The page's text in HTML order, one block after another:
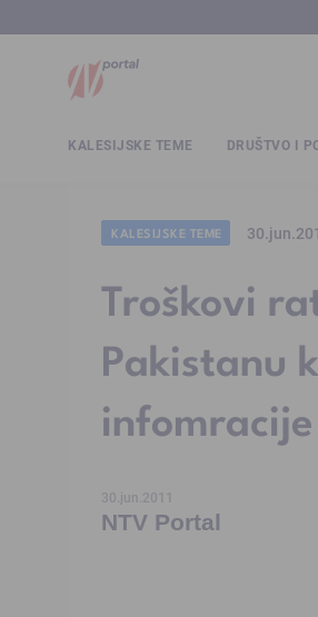
KALESIJSKE TEME DRUŠTVO I
KALESIJSKE TEME
Troškovi
Pakistanu
30.jun.2011
NTV Portal